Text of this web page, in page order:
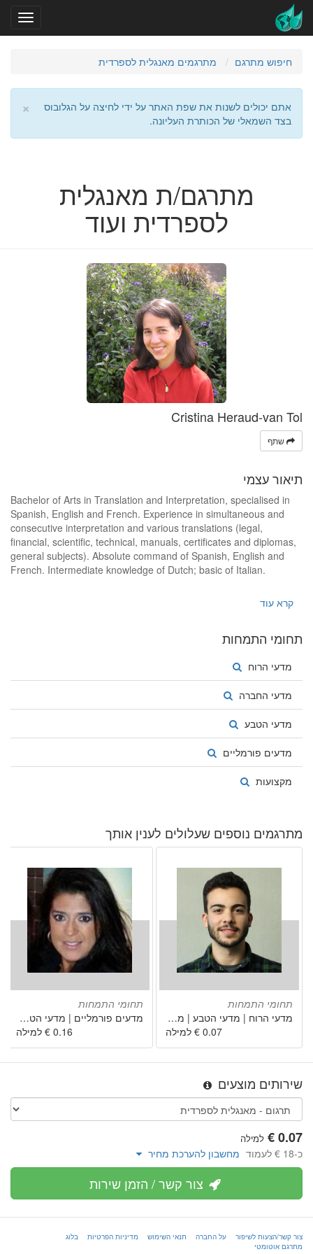
חיפוש מתרגם מתרגמים מאנגלית לספרדית
×
אתם יכולים לשנות את שפת האתר על ידי לחיצה על הגלובוס
בצד השמאלי של הכותרת העליונה.
מתרגם/ת מאנגלית
לספרדית ועוד
Cristina Heraud-van Tol
שתף
תיאור עצמי
Bachelor of Arts in Translation and Interpretation, specialised in
Spanish, English and French. Experience in simultaneous and
consecutive interpretation and various translations (legal,
financial, scientific, technical, manuals, certificates and diplomas,
general subjects). Absolute command of Spanish, English and
French. Intermediate knowledge of Dutch; basic of Italian.
Extended knowledge of application software. Excellence in
proofreading. Remarkable academic performance (Egregia Cum
years in The Netherlands, learning Dutch and obtaining an
קרא עוד
תחומי התמחות
מדעי הרוח
מדעי החברה
מדעי הטבע
מדעים פורמליים
מקצועות
מתרגמים נוספים שעלולים לענין אותך
תחומי התמחות
מדעי הרוח | מדעי הטבע | מקצועות | מדעי החברה
תחומי התמחות
מדעים פורמליים | מדעי הטבע | מקצועות | מדעי החברה
שירותים מוצעים
למילה
כ-‏18 € לעמוד מחשבון להערכת מחיר
צור קשר / הזמן שירות
צור קשר/הצעות לשיפור על החברה תנאי השימוש מדיניות הפרטיות
בלוג
מתרגם אוטומטי